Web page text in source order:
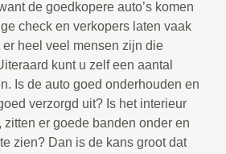
de goedkopere auto’s komen
check en verkopers laten vaak
heel veel mensen zijn die
kunt u zelf een aantal
Is de auto goed onderhouden en
verzorgd uit? Is het interieur
er goede banden onder en
zien? Dan is de kans groot dat